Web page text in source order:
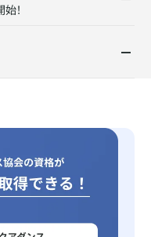
月）以降に順次発送となりま
。
！
ートします。
対象の入試方法です。
で本校を第一希望として受験
まる方が対象の入試方法です。